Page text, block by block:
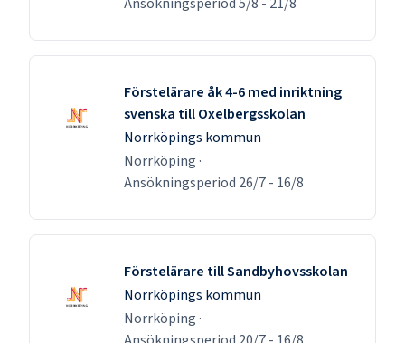
Förstelärare åk 4-6 med inriktning
svenska till Oxelbergsskolan
Norrköpings kommun
Norrköping ·
Ansökningsperiod 26/7- 16/8
Förstelärare till Sandbyhovsskolan
Norrköpings kommun
Norrköping ·